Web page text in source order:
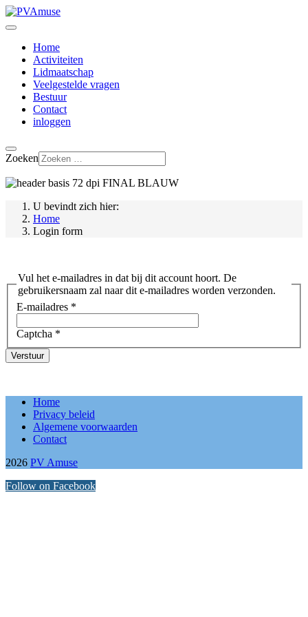
Home
Activiteiten
Lidmaatschap
Veelgestelde vragen
Bestuur
Contact
inloggen
Zoeken
U bevindt zich hier:
Home
Login form
Vul het e-mailadres in dat bij dit account hoort. De
gebruikersnaam zal naar dit e-mailadres worden verzonden.
E-mailadres *
Captcha *
Verstuur
Home
Privacy beleid
Algemene voorwaarden
Contact
2026 PV Amuse
Follow on Facebook